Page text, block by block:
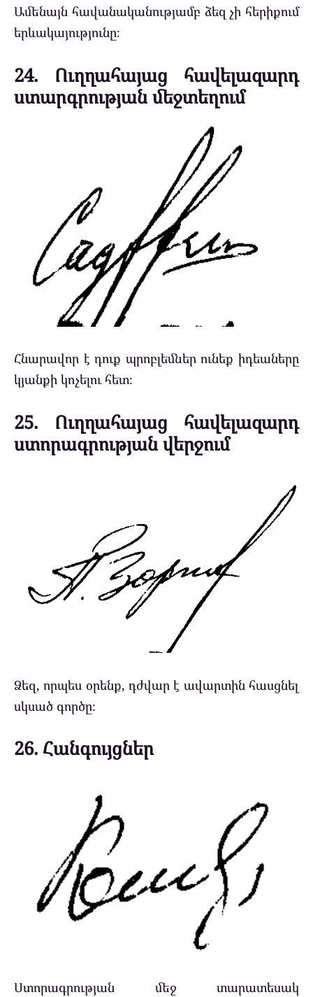
Ամենայն հավանականությամբ ձեզ չի հերիքում
երևակայությունը։
24. Ուղղահայաց հավելազարդ
ստարգրության մեջտեղում
Հնարավոր է դուք պրոբլեմներ ունեք իդեաները
կյանքի կոչելու հետ։
25. Ուղղահայաց հավելազարդ
ստորագրության վերջում
Ձեզ, որպես օրենք, դժվար է ավարտին հասցնել
սկսած գործը։
26. Հանգույցներ
Ստորագրության մեջ տարատեսակ